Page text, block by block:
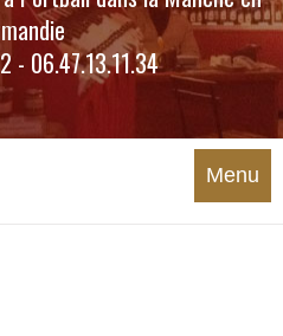
- 06.47.13.11.34
Menu